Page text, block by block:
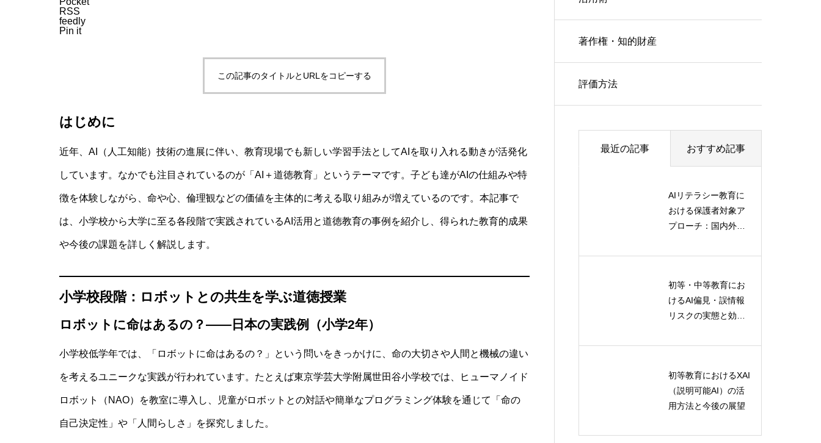
初等教育におけるXAI（説明可能AI）の活用方法と今後の展望
AI教育認証制度の世界動向：日本・米国・EUの比較分析と今後の展望
活用術
RSS
feedly
Pin it
この記事のタイトルとURLをコピーする
はじめに
近年、AI（人工知能）技術の進展に伴い、教育現場でも新しい学習手法としてAIを取り入れる動きが活発化
しています。なかでも注目されているのが「AI＋道徳教育」というテーマです。子ども達がAIの仕組みや特
徴を体験しながら、命や心、倫理観などの価値を主体的に考える取り組みが増えているのです。本記事で
は、小学校から大学に至る各段階で実践されているAI活用と道徳教育の事例を紹介し、得られた教育的成果
や今後の課題を詳しく解説します。
小学校段階：ロボットとの共生を学ぶ道徳授業
ロボットに命はあるの？――日本の実践例（小学2年）
小学校低学年では、「ロボットに命はあるの？」という問いをきっかけに、命の大切さや人間と機械の違い
を考えるユニークな実践が行われています。たとえば東京学芸大学附属世田谷小学校では、ヒューマノイド
ロボット（NAO）を教室に導入し、児童がロボットとの対話や簡単なプログラミング体験を通じて「命の
自己決定性」や「人間らしさ」を探究しました。
著作権・知的財産
評価方法
最近の記事 おすすめ記事
AIリテラシー教育に
おける保護者対象ア
プローチ：国内外比
実践方法
初等・中等教育にお
けるAI偏見・誤情報
リスクの実態と効果
初等教育におけるXAI
（説明可能AI）の活
用方法と今後の展望